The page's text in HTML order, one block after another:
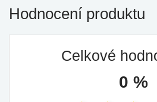
Hodnocení produktu
Celkové
0 %